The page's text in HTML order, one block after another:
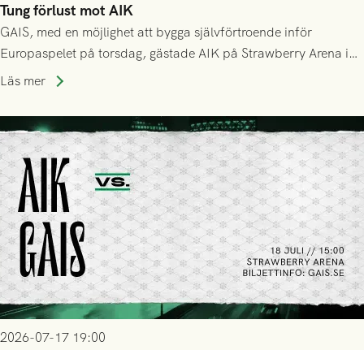
Tung förlust mot AIK
GAIS, med en möjlighet att bygga självförtroende inför
Europaspelet på torsdag, gästade AIK på Strawberry Arena i
Stockholm . Men trots konstant hotande i första halvlek av
lyckades få in 2-0.
Läs mer
2026-07-17 19:00